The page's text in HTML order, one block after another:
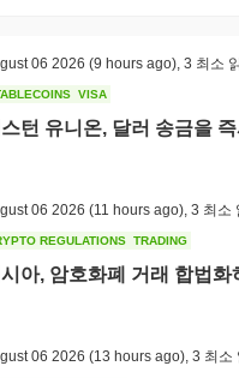
06 2026 (9 hours ago) 3 최소
VISA
턴 유니온, 달러 송금을
06 2026 (11 hours ago) 3 최소
REGULATIONS TRADING
아, 암호화폐 거래 합법
06 2026 (13 hours ago) 3 최소